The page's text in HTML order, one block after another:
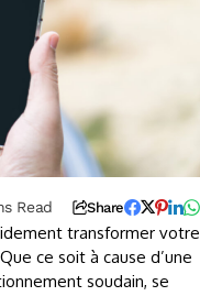
Read Share
transformer votre
ce soit à cause d’une
soudain, se